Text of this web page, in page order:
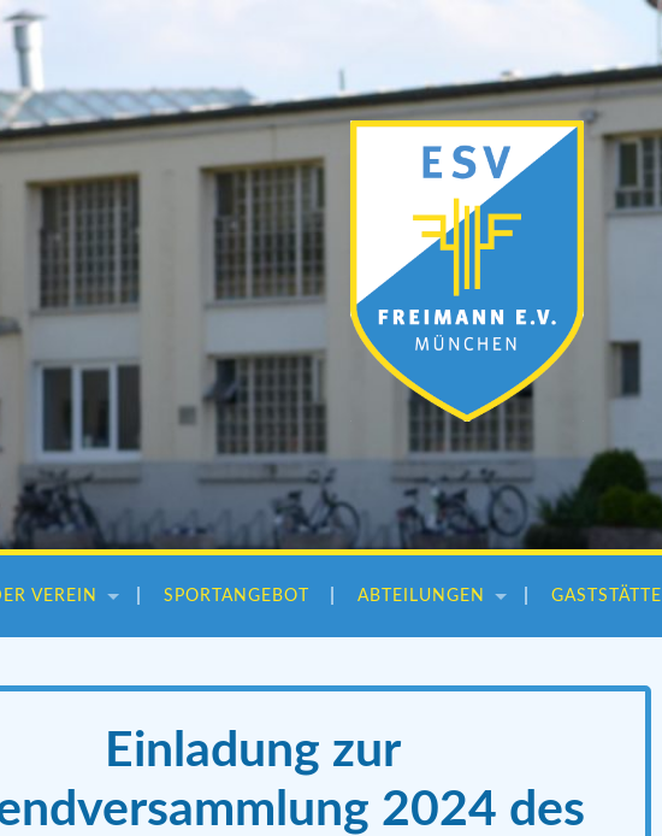
ESV
München-
Freimann
e.V.
VEREIN SPORTANGEBOT ABTEILUNGEN GASTSTÄTTE
Einladung zur
2024 des